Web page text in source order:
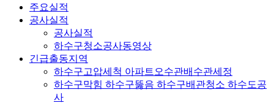
주요실적
공사실적
공사실적
하수구청소공사동영상
긴급출동지역
하수구고압세척 아파트오수관배수관세정
하수구막힘 하수구뚫음 하수구배관청소 하수도공
사